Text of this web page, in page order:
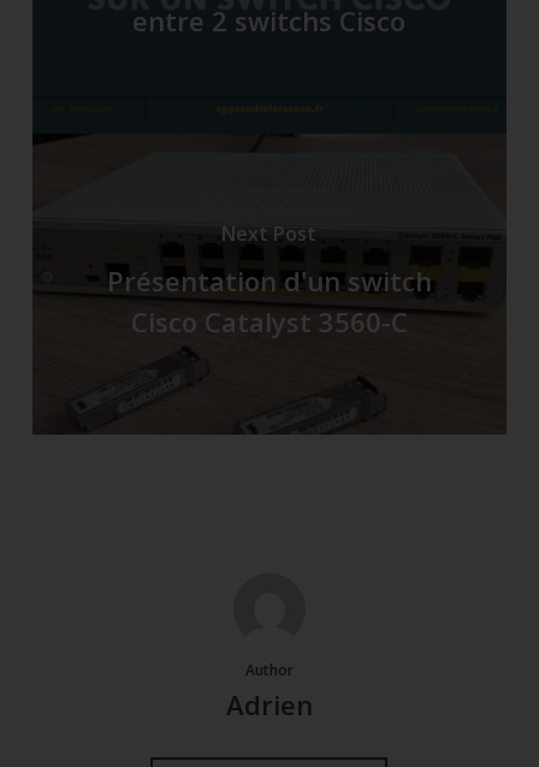
entre 2 switchs Cisco
Next Post
Présentation d'un switch
Cisco Catalyst 3560-C
Author
Adrien